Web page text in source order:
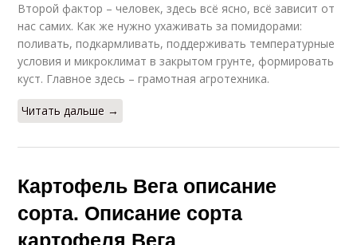
Второй фактор – человек, здесь всё ясно, всё зависит от
нас самих. Как же нужно ухаживать за помидорами:
поливать, подкармливать, поддерживать температурные
условия и микроклимат в закрытом грунте, формировать
куст. Главное здесь – грамотная агротехника.
Читать дальше →
Картофель Вега описание
сорта. Описание сорта